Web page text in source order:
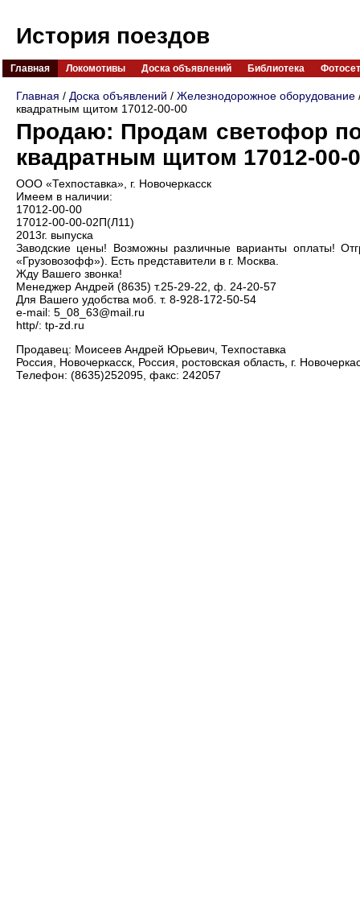
История поездов
Главная Локомотивы Доска объявлений Библиотека
Главная / Доска объявлений / Железнодорожное оборудование
квадратным щитом 17012-00-00
Продаю: Продам светофор
квадратным щитом 17012-00-
ООО «Техпоставка», г. Новочеркасск
Имеем в наличии:
17012-00-00
17012-00-00-02П(Л11)
2013г. выпуска
Заводские цены! Возможны различные варианты оплаты!
«Грузовозофф»). Есть представители в г. Москва.
Жду Вашего звонка!
Менеджер Андрей (8635) т.25-29-22, ф. 24-20-57
Для Вашего удобства моб. т. 8-928-172-50-54
e-mail: 5_08_63@mail.ru
http/: tp-zd.ru
Продавец: Моисеев Андрей Юрьевич, Техпоставка
Россия, Новочеркасск, Россия, ростовская область, г.
Телефон: (8635)252095, факс: 242057